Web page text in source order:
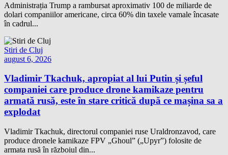
Administrația Trump a rambursat aproximativ 100 de miliarde de
dolari companiilor americane, circa 60% din taxele vamale încasate
în cadrul...
Stiri de Cluj
august 6, 2026
Vladimir Tkachuk, apropiat al lui Putin și șeful
companiei care produce drone kamikaze pentru
armată rusă, este în stare critică după ce mașina sa a
explodat
Vladimir Tkachuk, directorul companiei ruse Uraldronzavod, care
produce dronele kamikaze FPV „Ghoul” („Upyr”) folosite de
armata rusă în războiul din...